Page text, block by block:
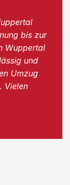
bis zur
Wuppertal
und
Umzug
Vielen